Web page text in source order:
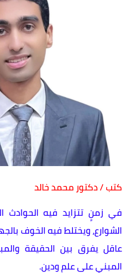
كتب / دكتور محمد خالد
في زمنٍ تتزايد فيه الحوادث
الشوارع، ويختلط فيه الخوف
عاقل يفرق بين الحقيقة
المبني على علم ودين.